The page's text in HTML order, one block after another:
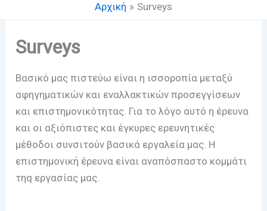
Αρχική Surveys
Surveys
Βασικό μας πιστεύω είναι η ισσοροπία μεταξύ
αφηγηματικών και εναλλακτικών προσεγγίσεων
και επιστημονικότητας. Για το λόγο αυτό η έρευνα
και οι αξιόπιστες και έγκυρες ερευνητικές
μέθοδοι συνσιτούν βασικά εργαλεία μας. Η
επιστημονική έρευνα είναι αναπόσπαστο κομμάτι
τηq εργασίας μας.